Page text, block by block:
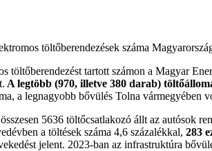
töltőberendezések száma
töltőberendezést tartott számon a Magyar
A legtöbb (970, illetve 380 darab)
a legnagyobb bővülés Tolna vármegyében
5636 töltőcsatlakozó állt az autósok
a töltések száma 4,6 százalékkal, 283
jelent. 2023-ban az infrastruktúra